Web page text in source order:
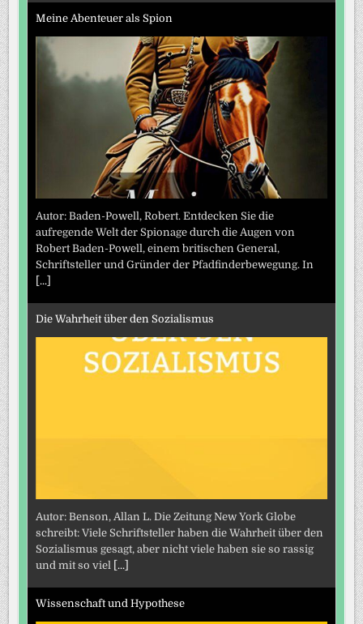
Meine Abenteuer als Spion
Autor: Baden-Powell, Robert. Entdecken Sie die
aufregende Welt der Spionage durch die Augen von
Robert Baden-Powell, einem britischen General,
Schriftsteller und Gründer der Pfadfinderbewegung. In
[...]
Die Wahrheit über den Sozialismus
Autor: Benson, Allan L. Die Zeitung New York Globe
schreibt: Viele Schriftsteller haben die Wahrheit über den
Sozialismus gesagt, aber nicht viele haben sie so rassig
und mit so viel [...]
Wissenschaft und Hypothese